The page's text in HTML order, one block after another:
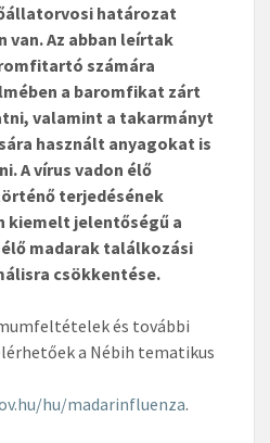
határozat
van. Az abban leírtak
számára
a baromfikat zárt
valamint a takarmányt
használt anyagokat is
A vírus vadon élő
terjedésének
kiemelt jelentőségű a
madarak találkozási
csökkentése.
és további
a Nébih tematikus
hu/madarinfluenza.